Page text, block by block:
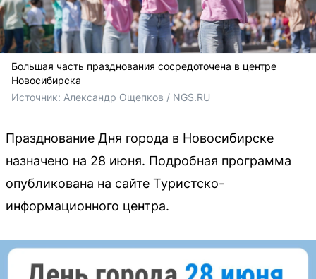
Большая часть празднования сосредоточена в центре
Новосибирска
Источник: Александр Ощепков / NGS.RU
Празднование Дня города в Новосибирске
назначено на 28 июня. Подробная программа
опубликована на сайте Туристско-
информационного центра.